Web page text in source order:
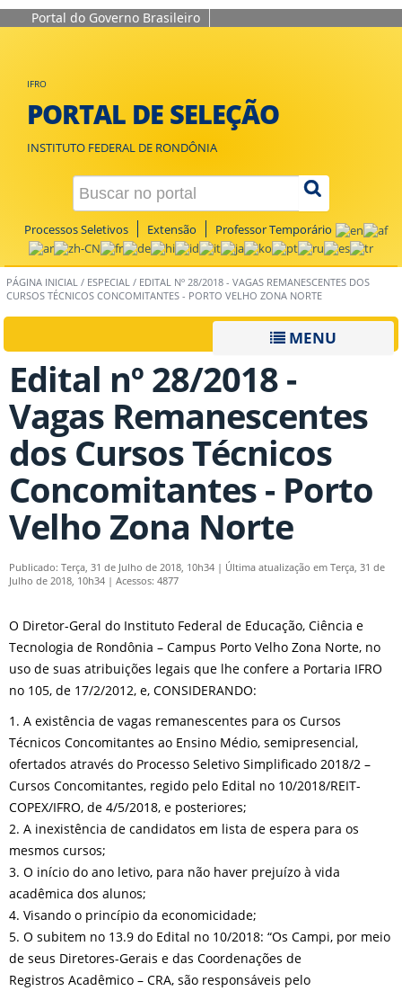
Portal do Governo Brasileiro
IFRO
PORTAL DE SELEÇÃO
INSTITUTO FEDERAL DE RONDÔNIA
Processos Seletivos Extensão Professor Temporário
PÁGINA INICIAL / ESPECIAL / EDITAL Nº 28/2018 - VAGAS REMANESCENTES DOS
CURSOS TÉCNICOS CONCOMITANTES - PORTO VELHO ZONA NORTE
MENU
Edital nº 28/2018 -
Vagas Remanescentes
dos Cursos Técnicos
Concomitantes - Porto
Velho Zona Norte
Publicado: Terça, 31 de Julho de 2018, 10h34 | Última atualização em Terça, 31 de
Julho de 2018, 10h34 | Acessos: 4877
O Diretor-Geral do Instituto Federal de Educação, Ciência e
Tecnologia de Rondônia – Campus Porto Velho Zona Norte, no
uso de suas atribuições legais que lhe confere a Portaria IFRO
no 105, de 17/2/2012, e, CONSIDERANDO:
1. A existência de vagas remanescentes para os Cursos
Técnicos Concomitantes ao Ensino Médio, semipresencial,
ofertados através do Processo Seletivo Simplificado 2018/2 –
Cursos Concomitantes, regido pelo Edital no 10/2018/REIT-
COPEX/IFRO, de 4/5/2018, e posteriores;
2. A inexistência de candidatos em lista de espera para os
mesmos cursos;
3. O início do ano letivo, para não haver prejuízo à vida
acadêmica dos alunos;
4. Visando o princípio da economicidade;
5. O subitem no 13.9 do Edital no 10/2018: “Os Campi, por meio
de seus Diretores-Gerais e das Coordenações de
Registros Acadêmico – CRA, são responsáveis pelo